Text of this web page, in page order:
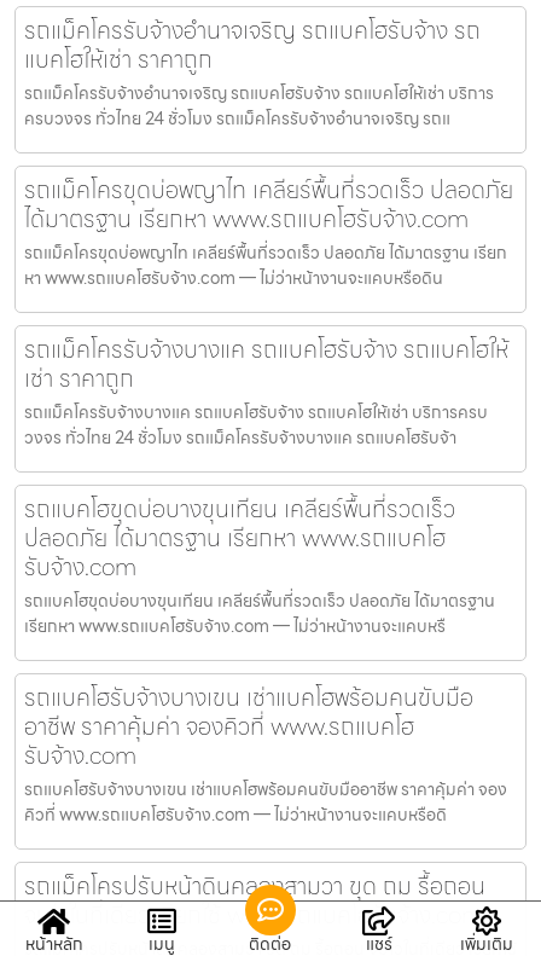
รถแม็คโครรับจ้างอำนาจเจริญ รถแบคโฮรับจ้าง รถ
แบคโฮให้เช่า ราคาถูก
รถแม็คโครรับจ้างอำนาจเจริญ รถแบคโฮรับจ้าง รถแบคโฮให้เช่า บริการ
ครบวงจร ทั่วไทย 24 ชั่วโมง รถแม็คโครรับจ้างอำนาจเจริญ รถแ
รถแม็คโครขุดบ่อพญาไท เคลียร์พื้นที่รวดเร็ว ปลอดภัย
ได้มาตรฐาน เรียกหา www.รถแบคโฮรับจ้าง.com
รถแม็คโครขุดบ่อพญาไท เคลียร์พื้นที่รวดเร็ว ปลอดภัย ได้มาตรฐาน เรียก
หา www.รถแบคโฮรับจ้าง.com — ไม่ว่าหน้างานจะแคบหรือดิน
รถแม็คโครรับจ้างบางแค รถแบคโฮรับจ้าง รถแบคโฮให้
เช่า ราคาถูก
รถแม็คโครรับจ้างบางแค รถแบคโฮรับจ้าง รถแบคโฮให้เช่า บริการครบ
วงจร ทั่วไทย 24 ชั่วโมง รถแม็คโครรับจ้างบางแค รถแบคโฮรับจ้า
รถแบคโฮขุดบ่อบางขุนเทียน เคลียร์พื้นที่รวดเร็ว
ปลอดภัย ได้มาตรฐาน เรียกหา www.รถแบคโฮ
รับจ้าง.com
รถแบคโฮขุดบ่อบางขุนเทียน เคลียร์พื้นที่รวดเร็ว ปลอดภัย ได้มาตรฐาน
เรียกหา www.รถแบคโฮรับจ้าง.com — ไม่ว่าหน้างานจะแคบหรื
รถแบคโฮรับจ้างบางเขน เช่าแบคโฮพร้อมคนขับมือ
อาชีพ ราคาคุ้มค่า จองคิวที่ www.รถแบคโฮ
รับจ้าง.com
รถแบคโฮรับจ้างบางเขน เช่าแบคโฮพร้อมคนขับมืออาชีพ ราคาคุ้มค่า จอง
คิวที่ www.รถแบคโฮรับจ้าง.com — ไม่ว่าหน้างานจะแคบหรือดิ
รถแม็คโครปรับหน้าดินคลองสามวา ขุด ถม รื้อถอน
จบไวในที่เดียว เรียกใช้ www.รถแบคโฮรับจ้าง.com
รถแม็คโครปรับหน้าดินคลองสามวา ขุด ถม รื้อถอน จบไวในที่เดียว เรียกใช้
หน้าหลัก เมนู ติดต่อ แชร์ เพิ่มเติม